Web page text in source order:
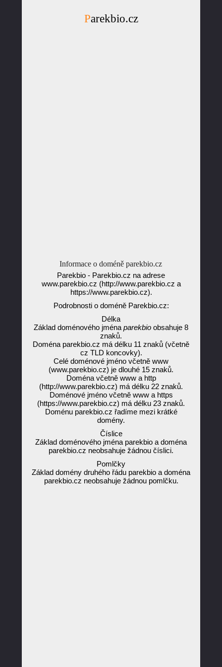
Parekbio.cz
Informace o doméně parekbio.cz
Parekbio - Parekbio.cz na adrese
www.parekbio.cz (http://www.parekbio.cz a
https://www.parekbio.cz).
Podrobnosti o doméně Parekbio.cz:
Délka
Základ doménového jména parekbio obsahuje 8
znaků.
Doména parekbio.cz má délku 11 znaků (včetně
cz TLD koncovky).
Celé doménové jméno včetně www
(www.parekbio.cz) je dlouhé 15 znaků.
Doména včetně www a http
(http://www.parekbio.cz) má délku 22 znaků.
Doménové jméno včetně www a https
(https://www.parekbio.cz) má délku 23 znaků.
Doménu parekbio.cz řadíme mezi krátké
domény.
Číslice
Základ doménového jména parekbio a doména
parekbio.cz neobsahuje žádnou číslici.
Pomlčky
Základ domény druhého řádu parekbio a doména
parekbio.cz neobsahuje žádnou pomlčku.